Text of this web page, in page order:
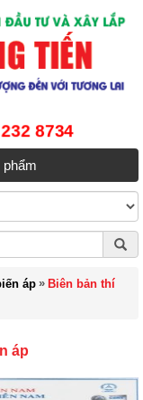
8734
phẩm
áp » Biên bản thí
áp